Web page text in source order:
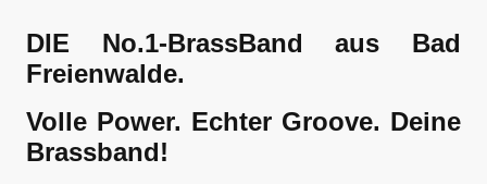
DIE No.1-BrassBand aus Bad
Freienwalde.
Volle Power. Echter Groove. Deine
Brassband!